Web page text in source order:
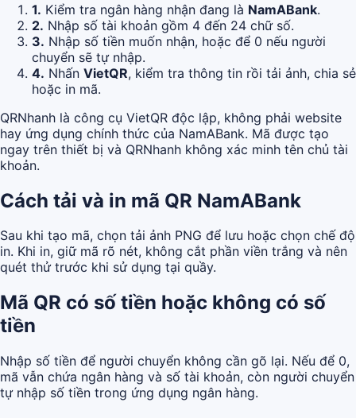
1. Kiểm tra ngân hàng nhận đang là NamABank.
2. Nhập số tài khoản gồm 4 đến 24 chữ số.
3. Nhập số tiền muốn nhận, hoặc để 0 nếu người
chuyển sẽ tự nhập.
4. Nhấn VietQR, kiểm tra thông tin rồi tải ảnh, chia sẻ
hoặc in mã.
QRNhanh là công cụ VietQR độc lập, không phải website
hay ứng dụng chính thức của NamABank. Mã được tạo
ngay trên thiết bị và QRNhanh không xác minh tên chủ tài
khoản.
Cách tải và in mã QR NamABank
Sau khi tạo mã, chọn tải ảnh PNG để lưu hoặc chọn chế độ
in. Khi in, giữ mã rõ nét, không cắt phần viền trắng và nên
quét thử trước khi sử dụng tại quầy.
Mã QR có số tiền hoặc không có số
tiền
Nhập số tiền để người chuyển không cần gõ lại. Nếu để 0,
mã vẫn chứa ngân hàng và số tài khoản, còn người chuyển
tự nhập số tiền trong ứng dụng ngân hàng.